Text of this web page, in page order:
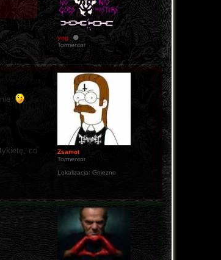
yog
Tormentor
Zsamot
Tormentor
Lokalizacja: Gniezno
co